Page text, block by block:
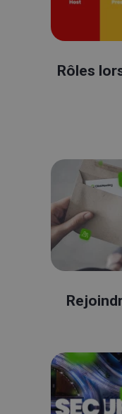
Rôles